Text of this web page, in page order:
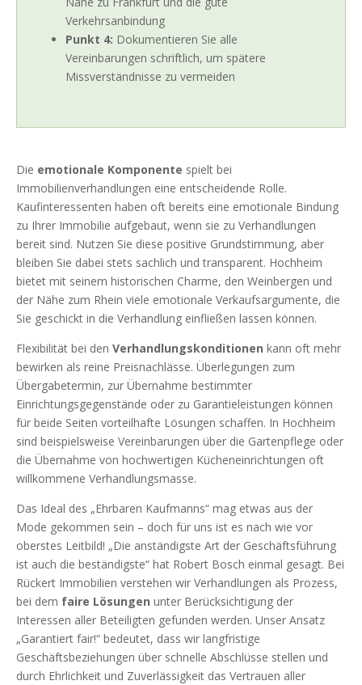
Verkehrsanbindung
Punkt 4: Dokumentieren Sie alle
Vereinbarungen schriftlich, um spätere
Missverständnisse zu vermeiden
Die emotionale Komponente spielt bei
Immobilienverhandlungen eine entscheidende Rolle.
Kaufinteressenten haben oft bereits eine emotionale Bindung
zu Ihrer Immobilie aufgebaut, wenn sie zu Verhandlungen
bereit sind. Nutzen Sie diese positive Grundstimmung, aber
bleiben Sie dabei stets sachlich und transparent. Hochheim
bietet mit seinem historischen Charme, den Weinbergen und
der Nähe zum Rhein viele emotionale Verkaufsargumente, die
Sie geschickt in die Verhandlung einfließen lassen können.
Flexibilität bei den Verhandlungskonditionen kann oft mehr
bewirken als reine Preisnachlässe. Überlegungen zum
Übergabetermin, zur Übernahme bestimmter
Einrichtungsgegenstände oder zu Garantieleistungen können
für beide Seiten vorteilhafte Lösungen schaffen. In Hochheim
sind beispielsweise Vereinbarungen über die Gartenpflege oder
die Übernahme von hochwertigen Kücheneinrichtungen oft
willkommene Verhandlungsmasse.
Das Ideal des „Ehrbaren Kaufmanns“ mag etwas aus der
Mode gekommen sein – doch für uns ist es nach wie vor
oberstes Leitbild! „Die anständigste Art der Geschäftsführung
ist auch die beständigste“ hat Robert Bosch einmal gesagt. Bei
Rückert Immobilien verstehen wir Verhandlungen als Prozess,
bei dem faire Lösungen unter Berücksichtigung der
Interessen aller Beteiligten gefunden werden. Unser Ansatz
„Garantiert fair!“ bedeutet, dass wir langfristige
Geschäftsbeziehungen über schnelle Abschlüsse stellen und
durch Ehrlichkeit und Zuverlässigkeit das Vertrauen aller